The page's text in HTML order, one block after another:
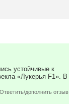
устойчивые к
«Лукерья F1». В
Ответить/дополнить отзыв